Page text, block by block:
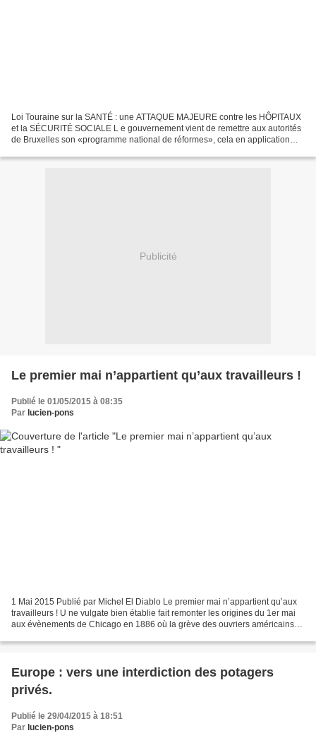
Loi Touraine sur la SANTÉ : une ATTAQUE MAJEURE contre les HÔPITAUX
et la SÉCURITÉ SOCIALE L e gouvernement vient de remettre aux autorités
de Bruxelles son «programme national de réformes», cela en application
Publicité
Le premier mai n’appartient qu’aux travailleurs !
Publié le 01/05/2015 à 08:35
Par lucien-pons
1 Mai 2015 Publié par Michel El Diablo Le premier mai n’appartient qu’aux
travailleurs ! U ne vulgate bien établie fait remonter les origines du 1er mai
aux évènements de Chicago en 1886 où la grève des ouvriers américains
Europe : vers une interdiction des potagers
privés.
Publié le 29/04/2015 à 18:51
Par lucien-pons